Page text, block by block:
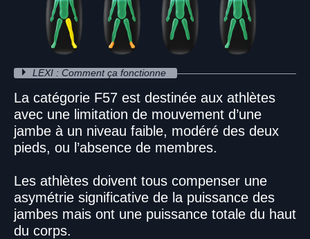
LEXI : Comment ça fonctionne
La catégorie F57 est destinée aux athlètes
avec une limitation de mouvement d’une
jambe à un niveau faible, modéré des deux
pieds, ou l’absence de membres.
Les athlètes doivent tous compenser une
asymétrie significative de la puissance des
jambes mais ont une puissance totale du haut
du corps.